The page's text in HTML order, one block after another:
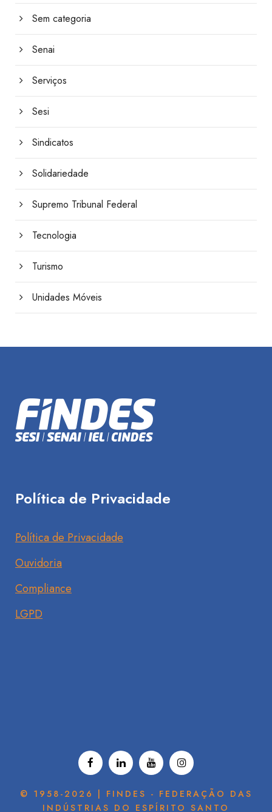
Sem categoria
Senai
Serviços
Sesi
Sindicatos
Solidariedade
Supremo Tribunal Federal
Tecnologia
Turismo
Unidades Móveis
Política de Privacidade
Política de Privacidade
Ouvidoria
Compliance
LGPD
© 1958-2026 | FINDES - FEDERAÇÃO DAS
INDÚSTRIAS DO ESPÍRITO SANTO